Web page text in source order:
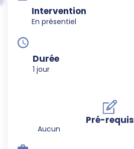
Intervention
En présentiel
Durée
1 jour
Pré-requis
Aucun